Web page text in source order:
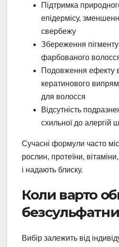
Підтримка
епідермісу,
свербежу
Збереження
фарбованого
Подовження ефекту
кератинового
для волосся
Відсутність
схильної до алергій
Сучасні формули часто
рослин, протеїни,
і надають блиску.
Коли варто
Вибір залежить від